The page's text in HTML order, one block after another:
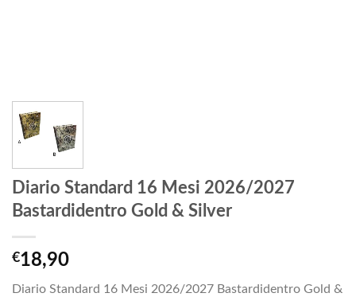
Diario Standard 16 Mesi 2026/2027
Bastardidentro Gold & Silver
€18,90
Diario Standard 16 Mesi 2026/2027 Bastardidentro Gold &